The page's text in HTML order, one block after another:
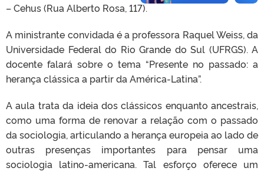
– Cehus (Rua Alberto Rosa, 117).
A ministrante convidada é a professora Raquel Weiss, da
Universidade Federal do Rio Grande do Sul (UFRGS). A
docente falará sobre o tema “Presente no passado: a
herança clássica a partir da América-Latina”.
A aula trata da ideia dos clássicos enquanto ancestrais,
como uma forma de renovar a relação com o passado
da sociologia, articulando a herança europeia ao lado de
outras presenças importantes para pensar uma
sociologia latino-americana. Tal esforço oferece um